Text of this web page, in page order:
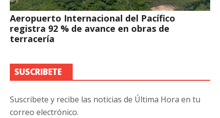
Aeropuerto Internacional del Pacífico
registra 92 % de avance en obras de
terracería
SUSCRIBETE
Suscribete y recibe las noticias de Última Hora en tu
correo electrónico.